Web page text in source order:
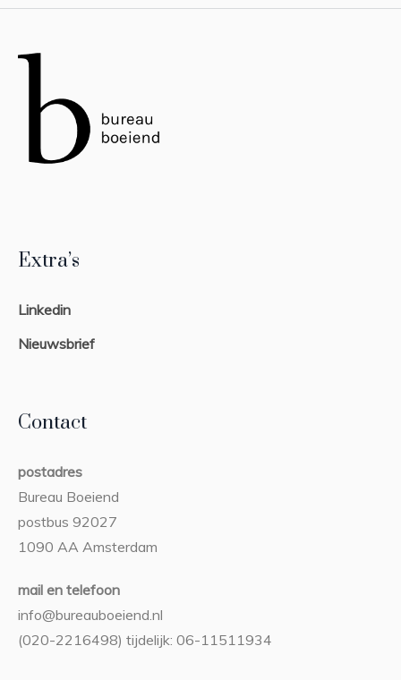
Extra’s
Linkedin
Nieuwsbrief
Contact
postadres
Bureau Boeiend
postbus 92027
1090 AA Amsterdam
mail en telefoon
info@bureauboeiend.nl
(020-2216498) tijdelijk: 06-11511934